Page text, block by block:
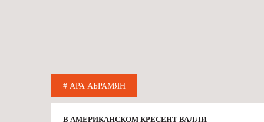
# АРА АБРАМЯН
В АМЕРИКАНСКОМ КРЕСЕНТ ВАЛЛИ